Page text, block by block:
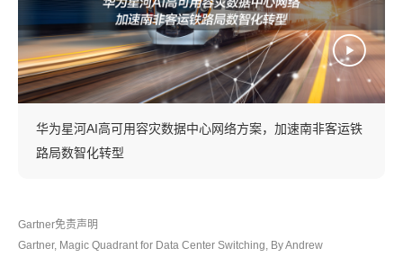
华为星河AI高可用容灾数据中心网络方案，加速南非客运铁
路局数智化转型
Gartner免责声明
Gartner, Magic Quadrant for Data Center Switching, By Andrew